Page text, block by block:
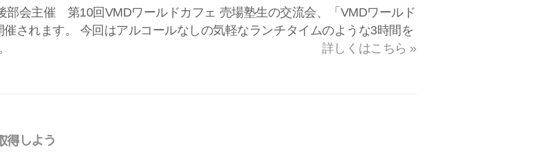
部会主催 第10回VMDワールドカフェ 売場塾生の交流会、「VMDワールド
されます。 今回はアルコールなしの気軽なランチタイムのような3時間を
詳しくはこちら »
得しよう